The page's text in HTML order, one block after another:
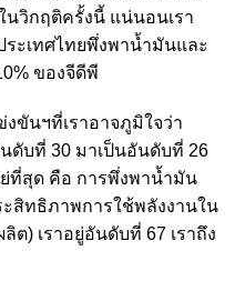
นวิกฤติครั้งนี้ แน่นอนเรา
ระเทศไทยพึ่งพาน้ำมันและ
ของจีดีพี
ขันฯที่เราอาจภูมิใจว่า
ดับที่ 30 มาเป็นอันดับที่ 26
ที่สุด คือ การพึ่งพาน้ำมัน
ะสิทธิภาพการใช้พลังงานใน
ต) เราอยู่อันดับที่ 67 เราถึง